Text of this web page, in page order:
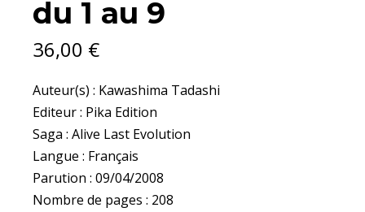
du 1 au 9
36,00 €
Auteur(s) : Kawashima Tadashi
Editeur : Pika Edition
Saga : Alive Last Evolution
Langue : Français
Parution : 09/04/2008
Nombre de pages : 208
AU
QUANTITY